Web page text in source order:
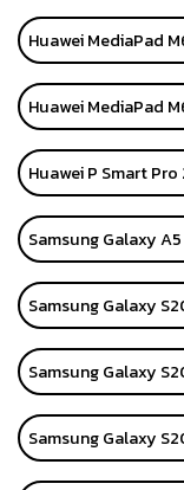
Huawei MediaPad
Huawei MediaPad
Huawei P Smart Pro
Samsung Galaxy
Samsung Galaxy
Samsung Galaxy
Samsung Galaxy